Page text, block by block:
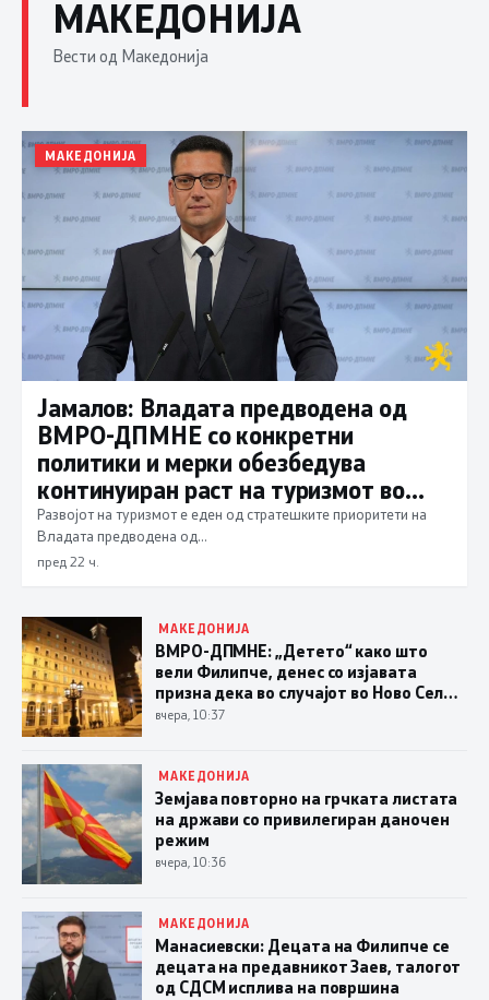
МАКЕДОНИЈА
Вести од Македонија
МАКЕДОНИЈА
Јамалов: Владата предводена од
ВМРО-ДПМНЕ со конкретни
политики и мерки обезбедува
континуиран раст на туризмот во
Македонија
Развојот на туризмот е еден од стратешките приоритети на
Владата предводена од…
пред 22 ч.
МАКЕДОНИЈА
ВМРО-ДПМНЕ: „Детето“ како што
вели Филипче, денес со изјавата
призна дека во случајот во Ново Село
учествувале осуденици и насилници,
вчера, 10:37
МАКЕДОНИЈА
Земјава повторно на грчката листата
на држави со привилегиран даночен
режим
вчера, 10:36
МАКЕДОНИЈА
Манасиевски: Децата на Филипче се
децата на предавникот Заев, талогот
од СДСМ исплива на површина